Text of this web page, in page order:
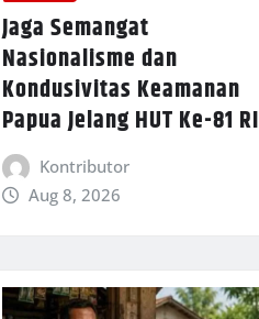
Jaga Semangat
Nasionalisme dan
Kondusivitas Keamanan
Papua Jelang HUT Ke-81 RI
Kontributor
Aug 8, 2026